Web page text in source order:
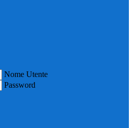
Nome Utente
Password